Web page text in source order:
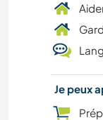
Je peux